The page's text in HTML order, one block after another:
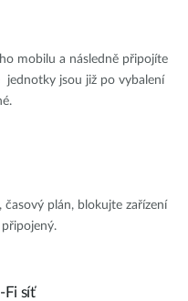
mobilu a následně připojíte
jsou již po vybalení
plán, blokujte zařízení
Fi síť